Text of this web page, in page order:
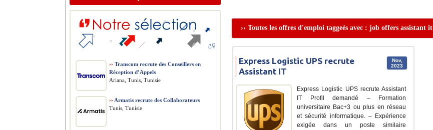
›› Toutes les offres d'emploi taggeés avec : job offers assistant it
Nov,
2023
Express Logistic UPS recrute
Assistant IT
Express Logistic UPS recrute Assistant
IT Profil demandé – Formation
universitaire Bac+3 ou plus en réseau
et sécurité informatique. – Expérience
exigée dans un poste similaire
›› Transcom recrute des Conseillers en
Réception d’Appels
Ariana, Tunis, Tunisie
›› Armatis recrute des Collaborateurs
Tunis, Tunisie